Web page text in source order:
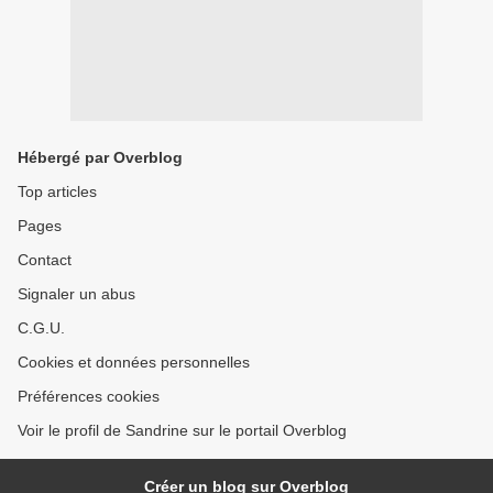
Hébergé par Overblog
Top articles
Pages
Contact
Signaler un abus
C.G.U.
Cookies et données personnelles
Préférences cookies
Voir le profil de Sandrine sur le portail Overblog
Créer un blog sur Overblog